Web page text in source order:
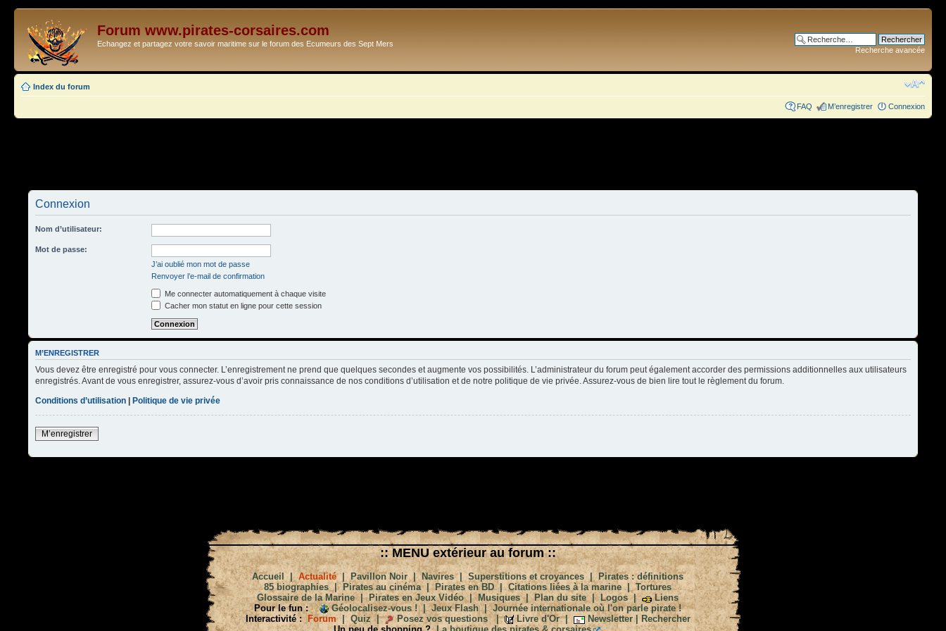
Forum www.pirates-corsaires.com
Echangez et partagez votre savoir maritime sur le forum des Ecumeurs des Sept Mers
Recherche avancée
Index du forum
FAQ M’enregistrer Connexion
Connexion
Nom d’utilisateur:
Mot de passe:
J’ai oublié mon mot de passe
Renvoyer l’e-mail de confirmation
Me connecter automatiquement à chaque visite
Cacher mon statut en ligne pour cette session
M’ENREGISTRER
Vous devez être enregistré pour vous connecter. L’enregistrement ne prend que quelques secondes et augmente vos possibilités. L’administrateur du forum peut également accorder des permissions additionnelles aux utilisateurs
enregistrés. Avant de vous enregistrer, assurez-vous d’avoir pris connaissance de nos conditions d’utilisation et de notre politique de vie privée. Assurez-vous de bien lire tout le règlement du forum.
Conditions d’utilisation | Politique de vie privée
M’enregistrer
:: MENU extérieur au forum ::
Accueil|Actualité|Pavillon Noir|Navires|Superstitions et croyances|Pirates : définitions
85 biographies| Pirates au cinéma|Pirates en BD|Citations liées à la marine|Tortures
Glossaire de la Marine|Pirates en Jeux Vidéo|Musiques|Plan du site|Logos|
Liens
Pour le fun :
Géolocalisez-vous !|Jeux Flash|Journée internationale où l'on parle pirate !
Interactivité : Forum| Quiz| Posez vos questions| Livre d'Or| Newsletter| Rechercher